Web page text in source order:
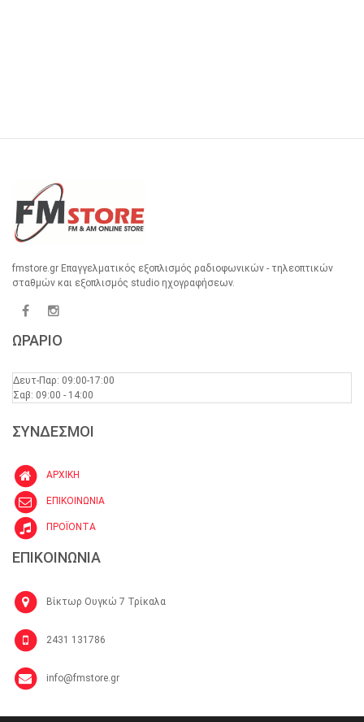
fmstore.gr Επαγγελματικός εξοπλισμός ραδιοφωνικών - τηλεοπτικών
σταθμών και εξοπλισμός studio ηχογραφήσεων.
ΩΡΑΡΙΟ
Δευτ-Παρ: 09:00-17:00
Σαβ: 09:00 - 14:00
ΣΥΝΔΕΣΜΟΙ
ΑΡΧΙΚΗ
ΕΠΙΚΟΙΝΩΝΙΑ
ΠΡΟΪΟΝΤΑ
ΕΠΙΚΟΙΝΩΝΙΑ
Βίκτωρ Ουγκώ 7 Τρίκαλα
2431 131786
info@fmstore.gr